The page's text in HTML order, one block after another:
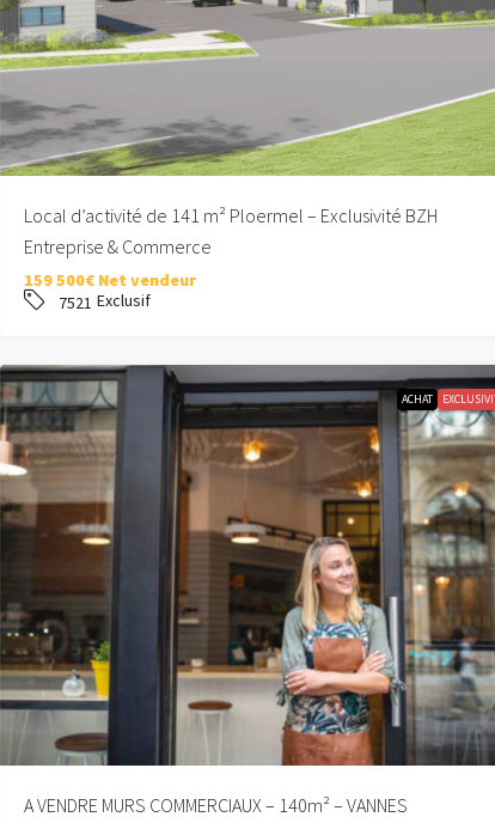
Local d’activité de 141 m² Ploermel – Exclusivité BZH
Entreprise & Commerce
159 500€ Net vendeur
7521 Exclusif
ACHAT
A VENDRE MURS COMMERCIAUX – 140m² – VANNES